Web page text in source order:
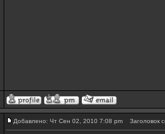
Добавлено: Чт Сен 02, 2010 7:08 pm Заголовок